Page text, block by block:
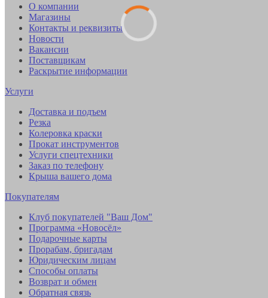
О компании
Магазины
Контакты и реквизиты
Новости
Вакансии
Поставщикам
Раскрытие информации
Услуги
Доставка и подъем
Резка
Колеровка краски
Прокат инструментов
Услуги спецтехники
Заказ по телефону
Крыша вашего дома
Покупателям
Клуб покупателей "Ваш Дом"
Программа «Новосёл»
Подарочные карты
Прорабам, бригадам
Юридическим лицам
Способы оплаты
Возврат и обмен
Обратная связь